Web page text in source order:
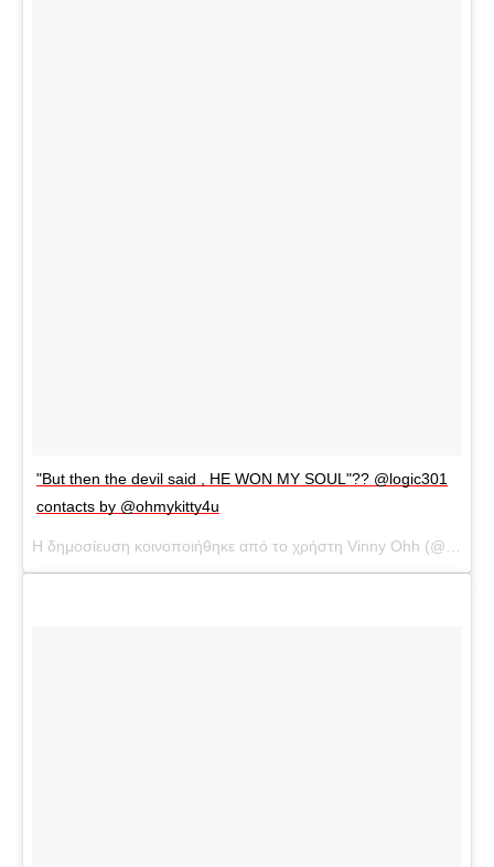
"But then the devil said , HE WON MY SOUL"?? @logic301
contacts by @ohmykitty4u